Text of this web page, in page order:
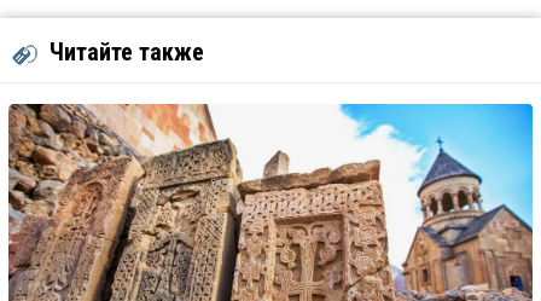
Читайте также